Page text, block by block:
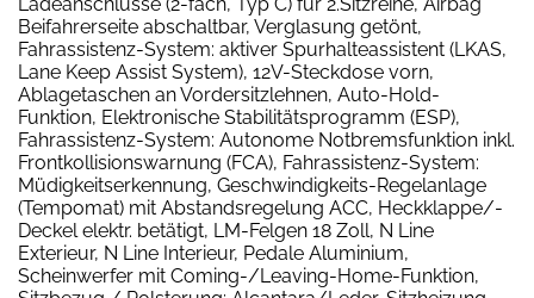
Beifahrerseite abschaltbar, Verglasung getönt,
Fahrassistenz-System: aktiver Spurhalteassistent (LKAS,
Lane Keep Assist System), 12V-Steckdose vorn,
Ablagetaschen an Vordersitzlehnen, Auto-Hold-
Funktion, Elektronische Stabilitätsprogramm (ESP),
Fahrassistenz-System: Autonome Notbremsfunktion inkl.
Frontkollisionswarnung (FCA), Fahrassistenz-System:
Müdigkeitserkennung, Geschwindigkeits-Regelanlage
(Tempomat) mit Abstandsregelung ACC, Heckklappe/-
Deckel elektr. betätigt, LM-Felgen 18 Zoll, N Line
Exterieur, N Line Interieur, Pedale Aluminium,
Scheinwerfer mit Coming-/Leaving-Home-Funktion,